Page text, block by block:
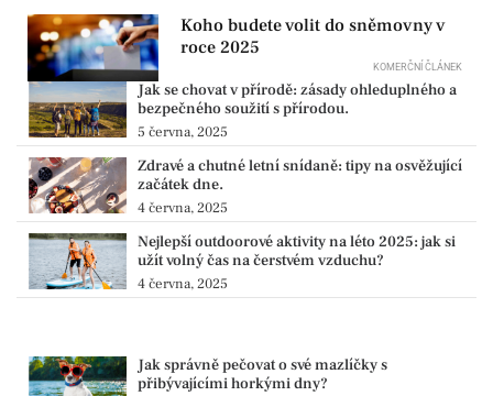
Koho budete volit do sněmovny v
roce 2025
KOMERČNÍ ČLÁNEK
Jak se chovat v přírodě: zásady ohleduplného a
bezpečného soužití s ​​přírodou.
5 června, 2025
Zdravé a chutné letní snídaně: tipy na osvěžující
začátek dne.
4 června, 2025
Nejlepší outdoorové aktivity na léto 2025: jak si
užít volný čas na čerstvém vzduchu?
4 června, 2025
Jak správně pečovat o své mazlíčky s
přibývajícími horkými dny?